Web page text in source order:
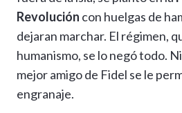
Revolución con huelgas de
dejaran marchar. El régimen,
humanismo, se lo negó todo.
mejor amigo de Fidel se le
engranaje.